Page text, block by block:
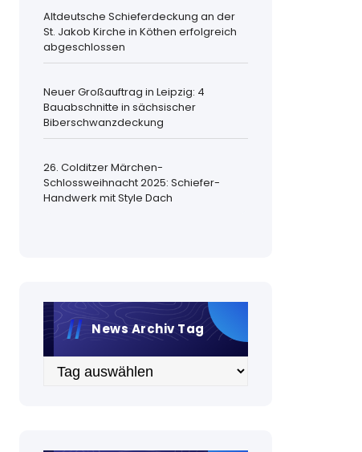
Altdeutsche Schieferdeckung an der
St. Jakob Kirche in Köthen erfolgreich
abgeschlossen
Neuer Großauftrag in Leipzig: 4
Bauabschnitte in sächsischer
Biberschwanzdeckung
26. Colditzer Märchen-
Schlossweihnacht 2025: Schiefer-
Handwerk mit Style Dach
News Archiv Tag
Archiv